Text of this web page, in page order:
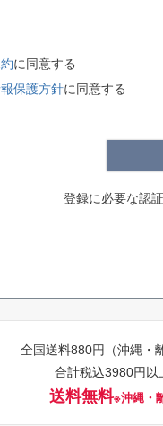
須
)
に同意する
保護方針に同意する
登録に必要な認
全国送料880円（沖縄・
合計税込3980円以
送料無料※沖縄・